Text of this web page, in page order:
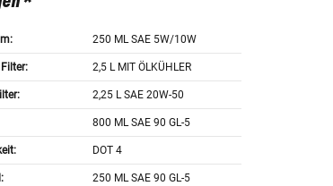
250 ML SAE 5W/10W
2,5 L MIT ÖLKÜHLER
2,25 L SAE 20W-50
800 ML SAE 90 GL-5
DOT 4
250 ML SAE 90 GL-5